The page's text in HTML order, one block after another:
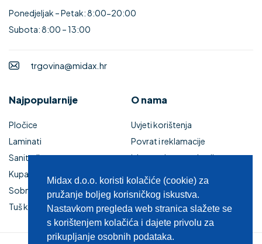
Ponedjeljak – Petak: 8:00-20:00
Subota: 8:00 – 13:00
trgovina@midax.hr
Najpopularnije
Pločice
Laminati
Sanitarije
Kupaonski namještaj
Sobna vrata
Tuš kabine i kade
O nama
Uvjeti korištenja
Povrat i reklamacije
Izjava o sigurnosti online
plaćanja
Kupaonski namještaj
Zaštita privatnosti
Midax d.o.o. koristi kolačiće (cookie) za
pružanje boljeg korisničkog iskustva.
Nastavkom pregleda web stranica slažete se
s korištenjem kolačića i dajete privolu za
prikupljanje osobnih podataka.